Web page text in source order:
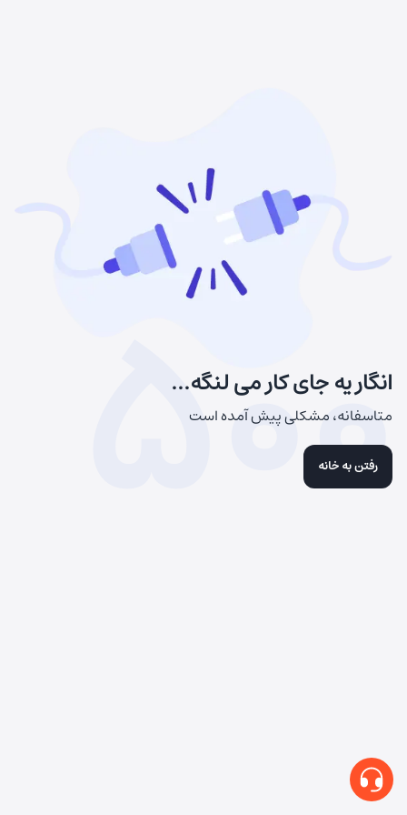
انگار یه جای کار می لنگه...
متاسفانه، مشکلی پیش آمده است
رفتن به خانه
500